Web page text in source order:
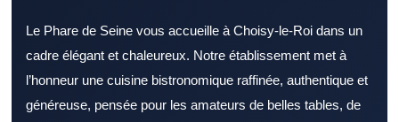
Le Phare de Seine vous accueille à Choisy-le-Roi dans un
cadre élégant et chaleureux. Notre établissement met à
l’honneur une cuisine bistronomique raffinée, authentique et
généreuse, pensée pour les amateurs de belles tables, de